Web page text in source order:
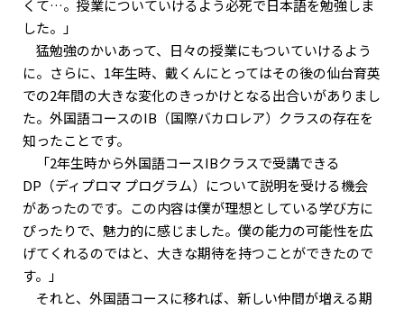
くて…。授業についていけるよう必死で日本語を勉強しま
した。」
猛勉強のかいあって、日々の授業にもついていけるよう
に。さらに、1年生時、戴くんにとってはその後の仙台育英
での2年間の大きな変化のきっかけとなる出合いがありまし
た。外国語コースのIB（国際バカロレア）クラスの存在を
知ったことです。
「2年生時から外国語コースIBクラスで受講できる
DP（ディプロマ プログラム）について説明を受ける機会
があったのです。この内容は僕が理想としている学び方に
ぴったりで、魅力的に感じました。僕の能力の可能性を広
げてくれるのではと、大きな期待を持つことができたので
す。」
それと、外国語コースに移れば、新しい仲間が増える期